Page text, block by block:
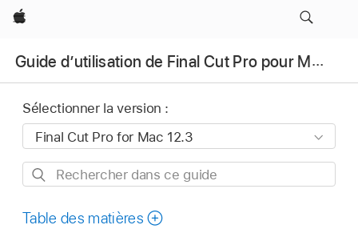
Apple
Guide d’utilisation de Final Cut Pro pour Mac
Sélectionner la version :
Rechercher
ce
Table des matières